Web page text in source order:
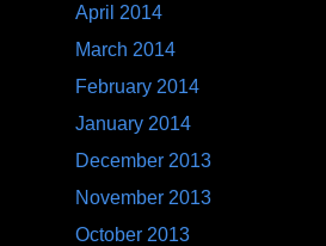
April 2014
March 2014
February 2014
January 2014
December 2013
November 2013
October 2013